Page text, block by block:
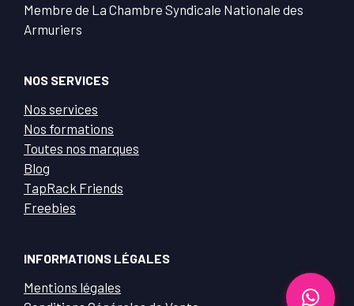
Membre de La Chambre Syndicale Nationale des
Armuriers
NOS SERVICES
Nos services
Nos formations
Toutes nos marques
Blog
TapRack Friends
Freebies
INFORMATIONS LÉGALES
Mentions légales